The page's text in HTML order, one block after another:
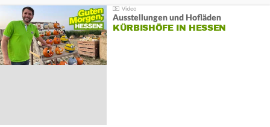
Ausstellungen und Hofläden
KÜRBISHÖFE IN HESSEN